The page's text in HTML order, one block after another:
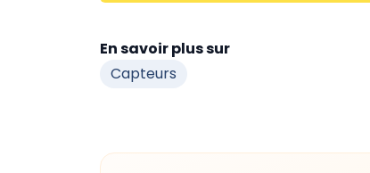
En savoir plus sur
Capteurs